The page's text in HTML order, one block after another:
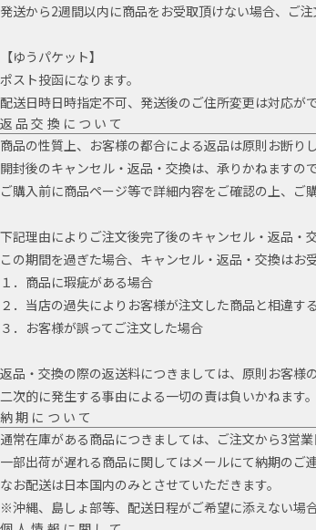
発送から2週間以内に商品をお受取頂けない場合、ご
【ゆうパケット】
ポスト投函になります。
配送日時日時指定不可、発送後のご住所変更は対応がで
返品交換について
商品の性質上、お客様の都合による返品は原則お断り
開封後のキャンセル・返品・交換は、承りかねますの
ご購入前に商品ページ等で詳細内容をご確認の上、ご
下記理由によりご注文後完了後のキャンセル・返品
この期間を過ぎた場合、キャンセル・返品・交換はお
１．商品に瑕疵がある場合
２．当店の過失によりお客様が注文した商品と相違す
３．お客様が誤ってご注文した場合
返品・交換の際の返送料につきましては、原則お客様
二次的に発生する事由による一切の責は負いかねます
納期について
通常在庫がある商品につきましては、ご注文から3営業
一部出荷が遅れる商品に関してはメールにて納期のご
なお配送は日本国内のみとさせていただきます。
※沖縄、島しょ部等、配送日程がご希望に添えない場